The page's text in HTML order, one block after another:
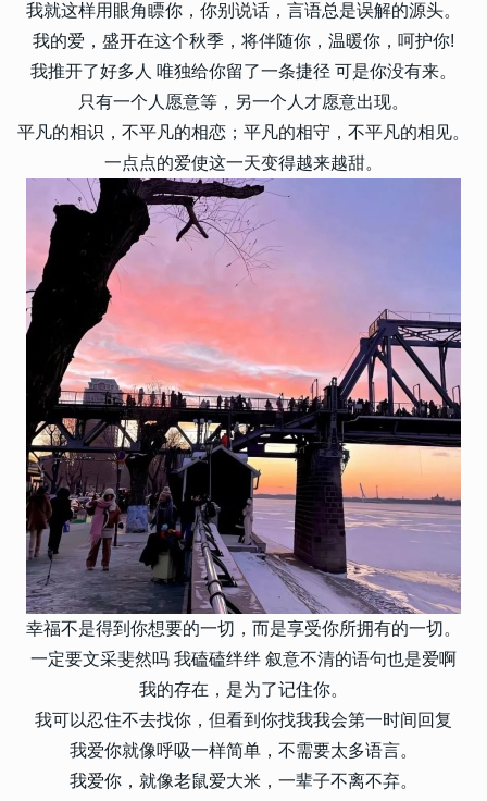
我就这样用眼角瞟你，你别说话，言语总是误解的源头。
我的爱，盛开在这个秋季，将伴随你，温暖你，呵护你!
我推开了好多人 唯独给你留了一条捷径 可是你没有来。
只有一个人愿意等，另一个人才愿意出现。
平凡的相识，不平凡的相恋；平凡的相守，不平凡的相见。
一点点的爱使这一天变得越来越甜。
幸福不是得到你想要的一切，而是享受你所拥有的一切。
一定要文采斐然吗 我磕磕绊绊 叙意不清的语句也是爱啊
我的存在，是为了记住你。
我可以忍住不去找你，但看到你找我我会第一时间回复
我爱你就像呼吸一样简单，不需要太多语言。
我爱你，就像老鼠爱大米，一辈子不离不弃。